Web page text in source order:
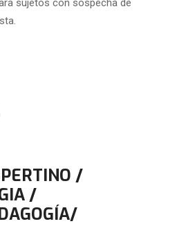
sujetos con sospecha de
/
/